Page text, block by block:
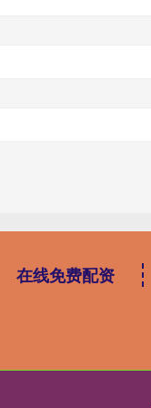
在线免费配资